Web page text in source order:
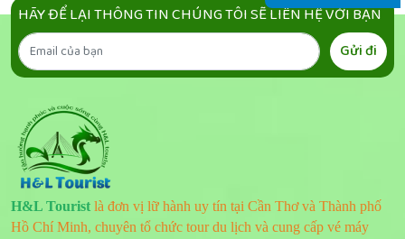
HÃY ĐỂ LẠI THÔNG TIN CHÚNG TÔI SẼ LIÊN HỆ VỚI BẠN
Gửi đi
H&L Tourist là đơn vị lữ hành uy tín tại Cần Thơ và Thành phố
Hồ Chí Minh, chuyên tổ chức tour du lịch và cung cấp vé máy